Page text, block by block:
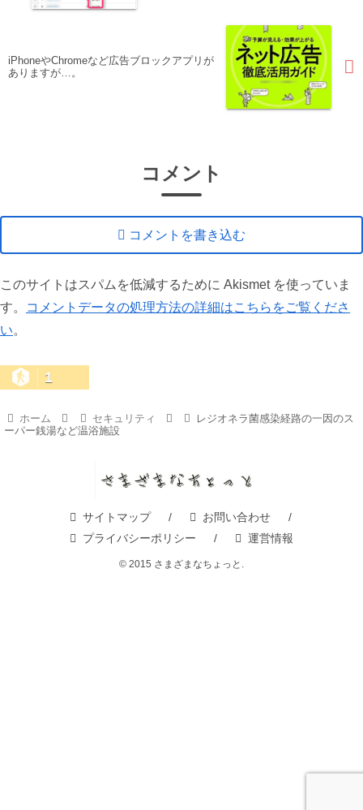
iPhoneやChromeなど広告ブロックアプリが
ありますが…。
コメント
コメントを書き込む
このサイトはスパムを低減するために Akismet を使っていま
す。
コメントデータの処理方法の詳細はこちらをご覧くださ
い。
1
ホーム セキュリティ
レジオネラ菌感染経路の一因のス
ーパー銭湯など温浴施設
サイトマップ
お問い合わせ
プライバシーポリシー
運営情報
© 2015 さまざまなちょっと.